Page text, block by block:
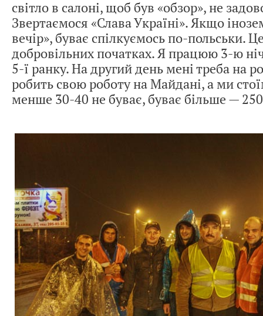
світло в салоні, щоб був «обзор», не
Звертаємося «Слава Україні». Якщо
вечір», буває спілкуємось по-польськи.
добровільних початках. Я працюю 3-ю
5-ї ранку. На другий день мені треба на
робить свою роботу на Майдані, а ми
менше 30-40 не буває, буває більше —